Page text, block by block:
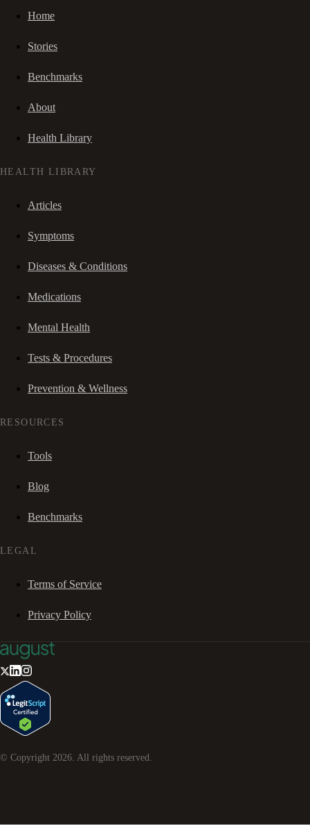
Home
Stories
Benchmarks
About
Health Library
HEALTH LIBRARY
Articles
Symptoms
Diseases & Conditions
Medications
Mental Health
Tests & Procedures
Prevention & Wellness
RESOURCES
Tools
Blog
Benchmarks
LEGAL
Terms of Service
Privacy Policy
© Copyright 2026. All rights reserved.